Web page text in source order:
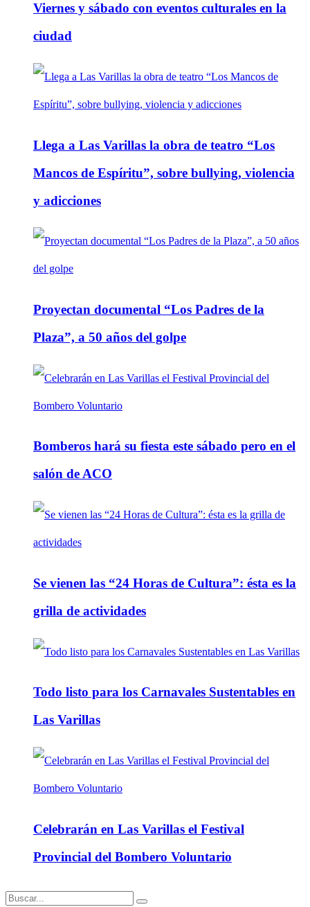
Viernes y sábado con eventos culturales en la
ciudad
Llega a Las Varillas la obra de teatro “Los
Mancos de Espíritu”, sobre bullying, violencia
y adicciones
Proyectan documental “Los Padres de la
Plaza”, a 50 años del golpe
Bomberos hará su fiesta este sábado pero en el
salón de ACO
Se vienen las “24 Horas de Cultura”: ésta es la
grilla de actividades
Todo listo para los Carnavales Sustentables en
Las Varillas
Celebrarán en Las Varillas el Festival
Provincial del Bombero Voluntario